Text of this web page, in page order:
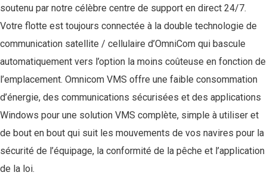
soutenu par notre célèbre centre de support en direct 24/7.
Votre flotte est toujours connectée à la double technologie de
communication satellite / cellulaire d’OmniCom qui bascule
automatiquement vers l’option la moins coûteuse en fonction de
l’emplacement. Omnicom VMS offre une faible consommation
d’énergie, des communications sécurisées et des applications
Windows pour une solution VMS complète, simple à utiliser et
de bout en bout qui suit les mouvements de vos navires pour la
sécurité de l’équipage, la conformité de la pêche et l’application
de la loi.